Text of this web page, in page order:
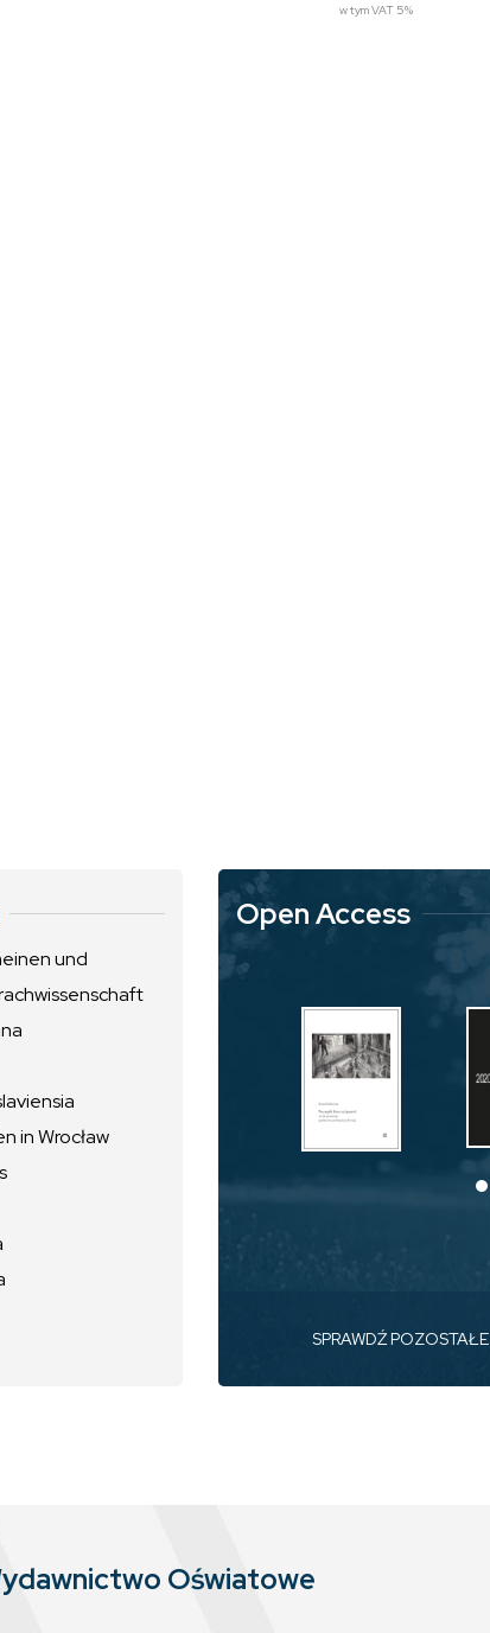
w tym VAT 5%
und
in Wrocław
Open Access
SPRAWDŹ POZOSTAŁE
Oświatowe